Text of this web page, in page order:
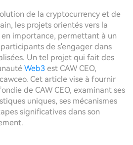
de la cryptocurrency et de
les projets orientés vers la
importance, permettant à un
de s'engager dans
Un tel projet qui fait des
Web3 est CAW CEO,
Cet article vise à fournir
de CAW CEO, examinant ses
uniques, ses mécanismes
significatives dans son